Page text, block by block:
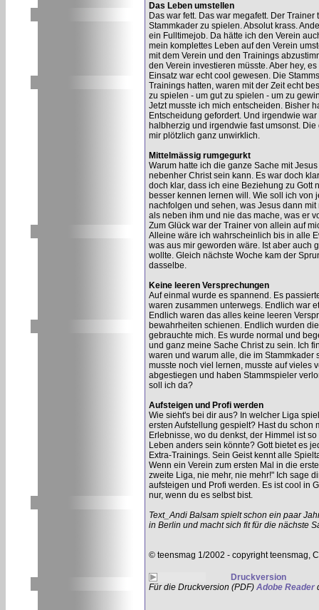
Das Leben umstellen
Das war fett. Das war megafett. Der
Stammkader zu spielen. Absolut krass.
ein Fulltimejob. Da hätte ich den Verein
mein komplettes Leben auf den Verein
mit dem Verein und den Trainings
den Verein investieren müsste. Aber hey,
Einsatz war echt cool gewesen. Die
Trainings hatten, waren mit der Zeit echt
zu spielen - um gut zu spielen - um zu
Jetzt musste ich mich entscheiden. Bisher
Entscheidung gefordert. Und irgendwie
halbherzig und irgendwie fast umsonst.
mir plötzlich ganz unwirklich.
Mittelmässig rumgegurkt
Warum hatte ich die ganze Sache mit
nebenher Christ sein kann. Es war doch
doch klar, dass ich eine Beziehung zu
besser kennen lernen will. Wie soll ich von
nachfolgen und sehen, was Jesus dann
als neben ihm und nie das mache, was er
Zum Glück war der Trainer von allein auf
Alleine wäre ich wahrscheinlich bis in alle
was aus mir geworden wäre. Ist aber auch
wollte. Gleich nächste Woche kam der
dasselbe.
Keine leeren Versprechungen
Auf einmal wurde es spannend. Es
waren zusammen unterwegs. Endlich war
Endlich waren das alles keine leeren
bewahrheiten schienen. Endlich wurden
gebrauchte mich. Es wurde normal und
und ganz meine Sache Christ zu sein. Ich
waren und warum alle, die im
musste noch viel lernen, musste auf vieles
abgestiegen und haben Stammspieler
soll ich da?
Aufsteigen und Profi werden
Wie sieht's bei dir aus? In welcher Liga
ersten Aufstellung gespielt? Hast du schon
Erlebnisse, wo du denkst, der Himmel ist
Leben anders sein könnte? Gott bietet es
Extra-Trainings. Sein Geist kennt alle
Wenn ein Verein zum ersten Mal in die
zweite Liga, nie mehr, nie mehr!" Ich sage
aufsteigen und Profi werden. Es ist cool in
nur, wenn du es selbst bist.
Text_Andi Balsam spielt schon ein paar
in Berlin und macht sich fit für die nächste
© teensmag 1/2002 - copyright teensmag,
Druckversion
Für die Druckversion (PDF) Adobe Reader